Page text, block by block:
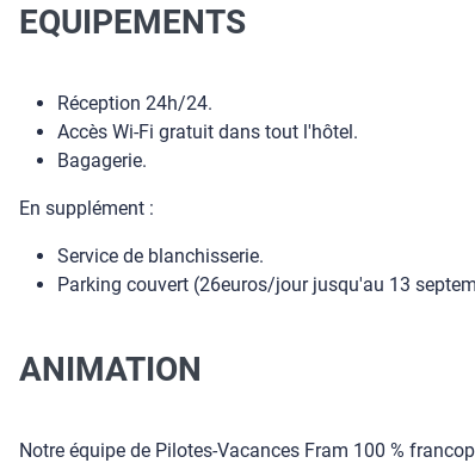
EQUIPEMENTS
Réception 24h/24.
Accès Wi-Fi gratuit dans tout l'hôtel.
Bagagerie.
En supplément :
Service de blanchisserie.
Parking couvert (26euros/jour jusqu'au 13
ANIMATION
Notre équipe de Pilotes-Vacances Fram 100 %